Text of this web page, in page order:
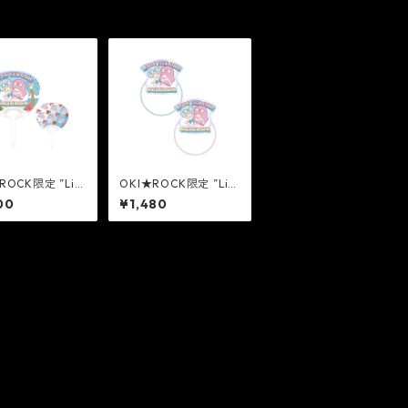
限定 ”Litt
Stars” うちわ
OKI★ROCK限定 ”Litt
le Twin Stars” ヘアゴ
ムセット
¥1,480